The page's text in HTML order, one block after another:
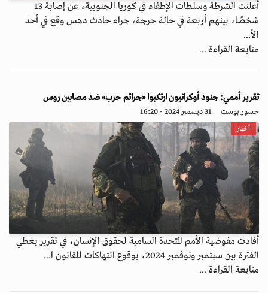
أعلنت الشرطة وسلطات الإطفاء في كوريا الجنوبية، عن إصابة 13
شخصًا، بينهم أربعة في حالة حرجة، جراء حادث دهس وقع في أحد
الأ...
متابعة القراءة ...
تقرير أممي: جنود أوكرانيون ارتكبوا «جرائم حرب» ضد مصابين روس
جسور بوست 31 ديسمبر 2024 - 16:20
أخبار
أفادت مفوضية الأمم المتحدة السامية لحقوق الإنسان، في تقرير يغطي
الفترة بين سبتمبر ونوفمبر 2024، بوقوع انتهاكات للقانون ا...
متابعة القراءة ...